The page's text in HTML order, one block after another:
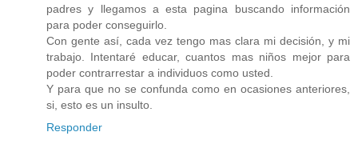
padres y llegamos a esta pagina buscando información
para poder conseguirlo.
Con gente así, cada vez tengo mas clara mi decisión, y mi
trabajo. Intentaré educar, cuantos mas niños mejor para
poder contrarrestar a individuos como usted.
Y para que no se confunda como en ocasiones anteriores,
si, esto es un insulto.
Responder